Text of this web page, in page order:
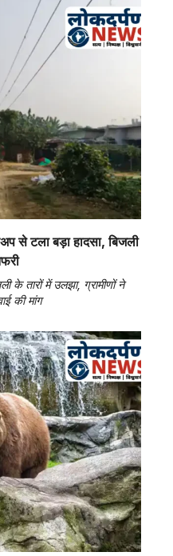
से टला बड़ा हादसा, बिजली
के तारों में उलझा, ग्रामीणों ने
की मांग